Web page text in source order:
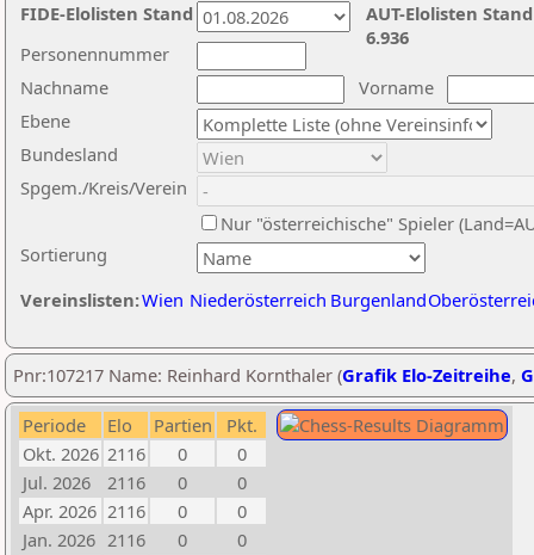
Nachname
Vorname
Ebene
Sortierung
Personennummer
Bundesland
Spgem./Kreis/Verein
Nur "österreichische" Spieler
Vereinslisten:Wien Niederösterreich Burgenland
AUT-Elolisten
6.936
FIDE-Elolisten Stand
Pnr:107217 Name: Reinhard Kornthaler (Grafik Elo-Zeitreihe,
Periode Elo Partien
Pkt.
Okt. 2026 2116 0
0
Jul. 2026
2116 0
0
Apr. 2026 2116 0
0
Jan. 2026 2116 0
0